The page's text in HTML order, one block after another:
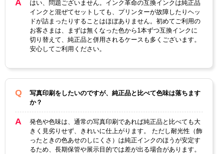
はい、問題ございません。インク革命の互換インクは純正品
インクと混ぜてセットしても、プリンターが故障したりヘッ
ドが詰まったりすることはほぼありません。初めてご利用の
お客さまは、まずは無くなった色から1本ずつ互換インクに
切り替えて、純正品と併用されるケースも多くございます。
安心してご利用ください。
写真印刷をしたいのですが、純正品と比べて色味は落ちます
か？
発色や色味は、通常の写真印刷であれば純正品と比べても大
きく見劣りせず、きれいに仕上がります。 ただし耐光性（飾
ったときの色あせのしにくさ）は純正インクのほうが安定す
るため、長期保管や展示目的では差が出る場合があります。